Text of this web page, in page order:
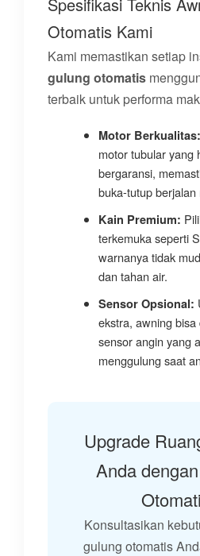
Otomatis Kami
Kami memastikan setiap
gulung otomatis
terbaik untuk performa
Motor Berkualitas:
motor tubular yang
bergaransi,
buka-tutup berjalan
Kain Premium:
terkemuka seperti
warnanya tidak
dan tahan air.
Sensor Opsional:
ekstra, awning
sensor angin yang
menggulung saat
Upgrade
Anda
Konsultasikan
gulung otomatis